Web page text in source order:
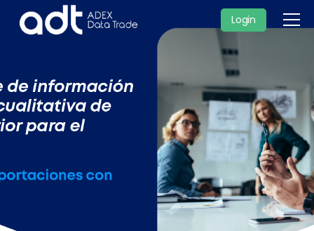
Login